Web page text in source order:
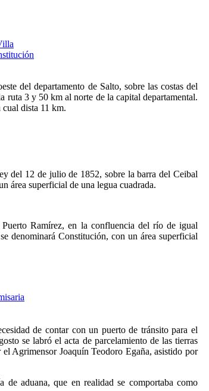
del departamento de Salto, sobre las costas del
ruta 3 y 50 km al norte de la capital departamental.
cual dista 11 km.
12 de julio de 1852, sobre la barra del Ceibal
área superficial de una legua cuadrada.
Ramírez, en la confluencia del río de igual
denominará Constitución, con un área superficial
de contar con un puerto de tránsito para el
se labró el acta de parcelamiento de las tierras
Agrimensor Joaquín Teodoro Egaña, asistido por
aduana, que en realidad se comportaba como